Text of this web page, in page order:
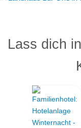
Lass dich